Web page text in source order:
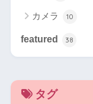
カメラ 10
featured 38
タグ